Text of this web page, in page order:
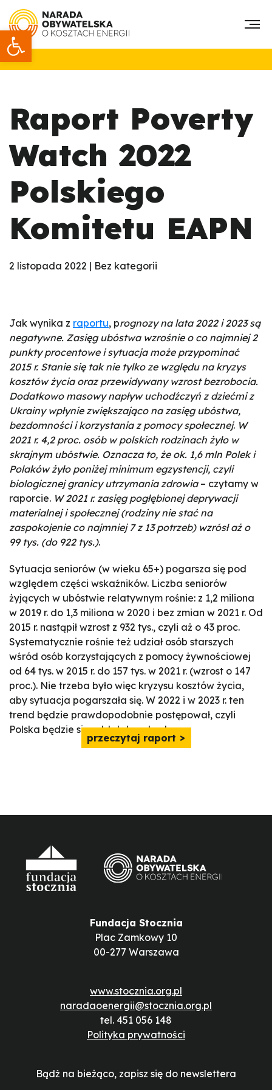
Otwórz pasek narzędzi
Raport Poverty
Watch 2022
Polskiego
Komitetu EAPN
2 listopada 2022 | Bez kategorii
Jak wynika z raportu, prognozy na lata 2022 i 2023 są
negatywne. Zasięg ubóstwa wzrośnie o co najmniej 2
punkty procentowe i sytuacja może przypominać
2015 r. Stanie się tak nie tylko ze względu na kryzys
kosztów życia oraz przewidywany wzrost bezrobocia.
Dodatkowo masowy napływ uchodźczyń z dziećmi z
Ukrainy wpłynie zwiększająco na zasięg ubóstwa,
bezdomności i korzystania z pomocy społecznej. W
2021 r. 4,2 proc. osób w polskich rodzinach żyło w
skrajnym ubóstwie. Oznacza to, że ok. 1,6 mln Polek i
Polaków żyło poniżej minimum egzystencji, czyli
biologicznej granicy utrzymania zdrowia– czytamy w
raporcie. W 2021 r. zasięg pogłębionej deprywacji
materialnej i społecznej (rodziny nie stać na
zaspokojenie co najmniej 7 z 13 potrzeb) wzrósł aż o
99 tys. (do 922 tys.).
Sytuacja seniorów (w wieku 65+) pogarsza się pod
względem części wskaźników. Liczba seniorów
żyjących w ubóstwie relatywnym rośnie: z 1,2 miliona
w 2019 r. do 1,3 miliona w 2020 i bez zmian w 2021 r. Od
2015 r. nastąpił wzrost z 932 tys., czyli aż o 43 proc.
Systematycznie rośnie też udział osób starszych
wśród osób korzystających z pomocy żywnościowej
od 64 tys. w 2015 r. do 157 tys. w 2021 r. (wzrost o 147
proc.). Nie trzeba było więc kryzysu kosztów życia,
aby sytuacja pogarszała się. W 2022 i w 2023 r. ten
trend będzie prawdopodobnie postępował, czyli
Polska będzie się oddalała od celu.
przeczytaj raport
Fundacja Stocznia
Plac Zamkowy 10
00-277 Warszawa
www.stocznia.org.pl
naradaoenergii@stocznia.org.pl
tel. 451 056 148
Polityka prywatności
Bądź na bieżąco, zapisz się do newslettera